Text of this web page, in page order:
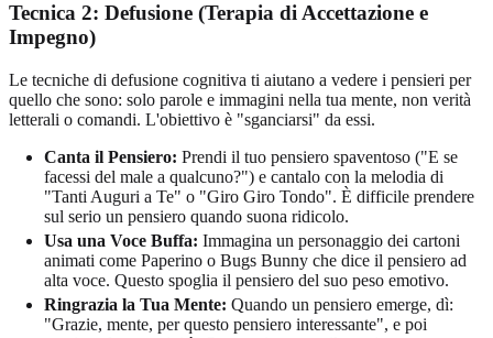
Tecnica 2: Defusione (Terapia di Accettazione e
Impegno)
Le tecniche di defusione cognitiva ti aiutano a vedere i pensieri per
quello che sono: solo parole e immagini nella tua mente, non verità
letterali o comandi. L'obiettivo è "sganciarsi" da essi.
Canta il Pensiero: Prendi il tuo pensiero spaventoso ("E se
facessi del male a qualcuno?") e cantalo con la melodia di
"Tanti Auguri a Te" o "Giro Giro Tondo". È difficile prendere
sul serio un pensiero quando suona ridicolo.
Usa una Voce Buffa: Immagina un personaggio dei cartoni
animati come Paperino o Bugs Bunny che dice il pensiero ad
alta voce. Questo spoglia il pensiero del suo peso emotivo.
Ringrazia la Tua Mente: Quando un pensiero emerge, dì:
"Grazie, mente, per questo pensiero interessante", e poi